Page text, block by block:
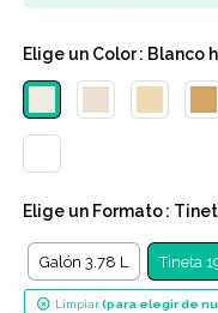
Elige un Color: Blanco
Elige un Formato:
Galón 3.78 L Tineta
Limpiar